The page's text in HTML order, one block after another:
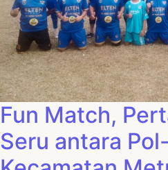
Fun Match,
Seru antara